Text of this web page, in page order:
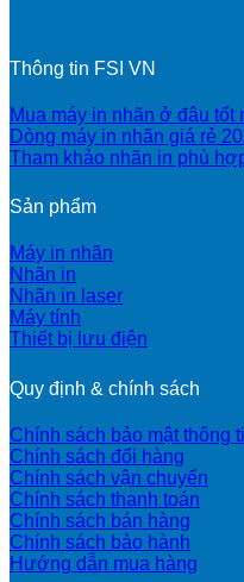
Thông tin FSI VN
Mua máy in nhãn ở đâu tốt
Dòng máy in nhãn giá rẻ
Tham khảo nhãn in phù
Sản phẩm
Máy in nhãn
Nhãn in
Nhãn in laser
Máy tính
Thiết bị lưu điện
Quy định & chính sách
Chính sách bảo mật thông
Chính sách đổi hàng
Chính sách vận chuyển
Chính sách thanh toán
Chính sách bán hàng
Chính sách bảo hành
Hướng dẫn mua hàng